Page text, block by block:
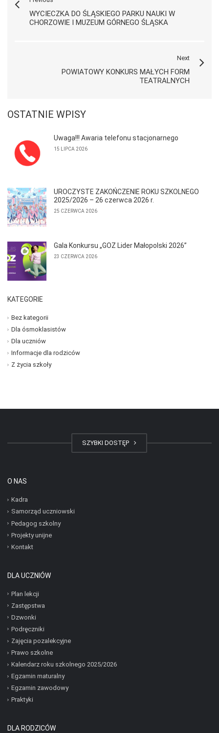
WYCIECZKA DO ŚLĄSKIEGO PARKU NAUKI W
CHORZOWIE I MUZEUM GÓRNEGO ŚLĄSKA
Next
POWIATOWY KONKURS MAŁYCH FORM
TEATRALNYCH
OSTATNIE WPISY
Uwaga!!! Awaria telefonu stacjonarnego
15 LIPCA 2026
UROCZYSTE ZAKOŃCZENIE ROKU SZKOLNEGO
2025/2026 – 26 czerwca 2026 r.
25 CZERWCA 2026
Gala Konkursu „GOZ Lider Małopolski 2026”
23 CZERWCA 2026
KATEGORIE
Bez kategorii
Dla ósmoklasistów
Dla uczniów
Informacje dla rodziców
Z życia szkoły
SZYBKI DOSTĘP
O NAS
Kadra
Samorząd uczniowski
Pedagog szkolny
Projekty unijne
Kontakt
DLA UCZNIÓW
Plan lekcji
Zastępstwa
Dzwonki
Podręczniki
Zajęcia pozalekcyjne
Prawo szkolne
Kalendarz roku szkolnego 2025/2026
Egzamin maturalny
Egzamin zawodowy
Praktyki
DLA RODZICÓW